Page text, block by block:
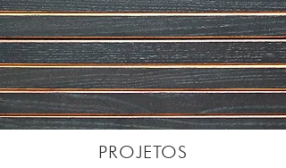
PROJETOS